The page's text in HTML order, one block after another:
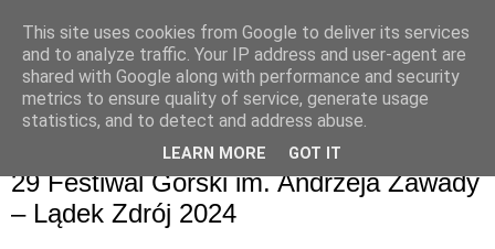
29 Festiwal Górski im. Andrzeja Zawady
– Lądek Zdrój 2024
This site uses cookies from Google to deliver its services
and to analyze traffic. Your IP address and user-agent are
shared with Google along with performance and security
metrics to ensure quality of service, generate usage
statistics, and to detect and address abuse.
LEARN MORE GOT IT